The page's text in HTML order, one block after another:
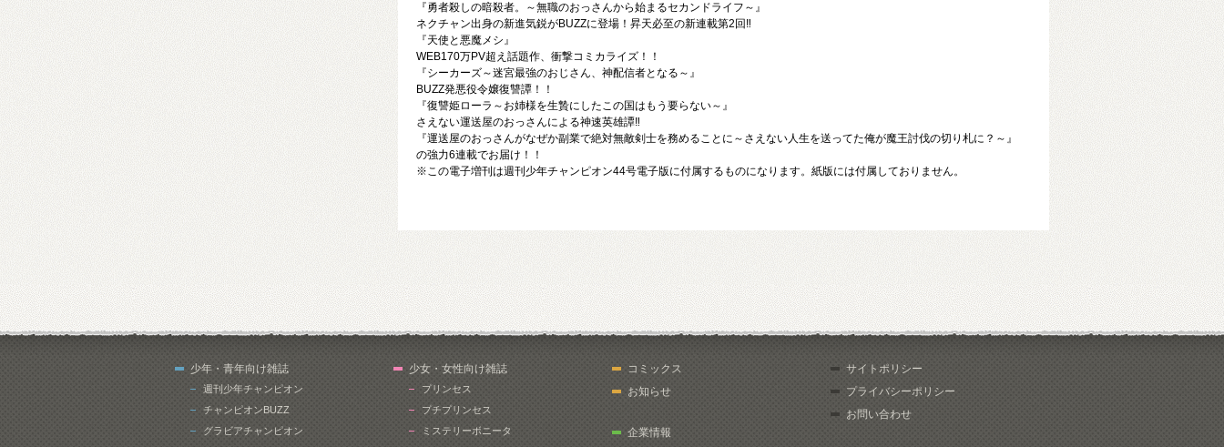
『勇者殺しの暗殺者。～無職のおっさんから始まるセカンドライフ～』
ネクチャン出身の新進気鋭がBUZZに登場！昇天必至の新連載第2回‼
『天使と悪魔メシ』
WEB170万PV超え話題作、衝撃コミカライズ！！
『シーカーズ～迷宮最強のおじさん、神配信者となる～』
BUZZ発悪役令嬢復讐譚！！
『復讐姫ローラ～お姉様を生贄にしたこの国はもう要らない～』
さえない運送屋のおっさんによる神速英雄譚‼
『運送屋のおっさんがなぜか副業で絶対無敵剣士を務めることに～さえない人生を送ってた俺が魔王討伐の切り札に？～』
の強力6連載でお届け！！
※この電子増刊は週刊少年チャンピオン44号電子版に付属するものになります。紙版には付属しておりません。
少年・青年向け雑誌
週刊少年チャンピオン
チャンピオンBUZZ
グラビアチャンピオン
少女・女性向け雑誌
プリンセス
プチプリンセス
ミステリーボニータ
コミックス
お知らせ
企業情報
サイトポリシー
プライバシーポリシー
お問い合わせ